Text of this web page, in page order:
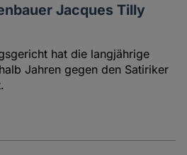
Jacques Tilly
hat die langjährige
Jahren gegen den Satiriker